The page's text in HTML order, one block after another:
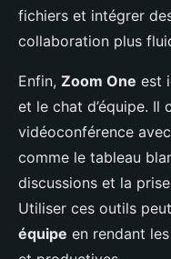
fichiers et intégrer
collaboration plus
Enfin, Zoom One est
et le chat d’équipe.
vidéoconférence
comme le tableau
discussions et la
Utiliser ces outils
équipe en rendant